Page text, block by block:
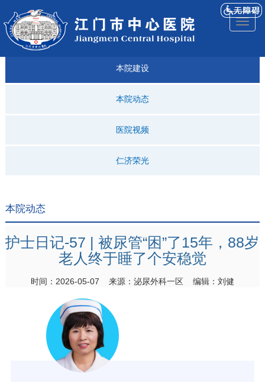
医院
简介
来院
导航
就诊
指引
专科
建设
仁济
科普
人才
招聘
仁济
医院
视频
本院建设
本院动态
医院视频
仁济荣光
本院动态
护士日记-57 | 被尿管“困”了15年，88岁
老人终于睡了个安稳觉
时间：2026-05-07 来源：泌尿外科一区 编辑：刘健